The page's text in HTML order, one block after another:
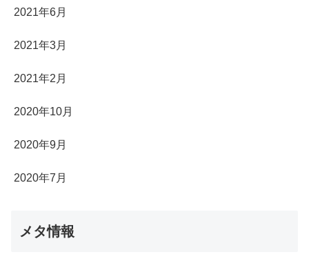
2021年6月
2021年3月
2021年2月
2020年10月
2020年9月
2020年7月
メタ情報